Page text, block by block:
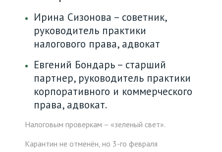
Ирина Сизонова – советник,
руководитель практики
налогового права, адвокат
Евгений Бондарь – старший
партнер, руководитель практики
корпоративного и коммерческого
права, адвокат.
Налоговым проверкам – «зеленый свет».
Карантин не отменён, но 3-го февраля